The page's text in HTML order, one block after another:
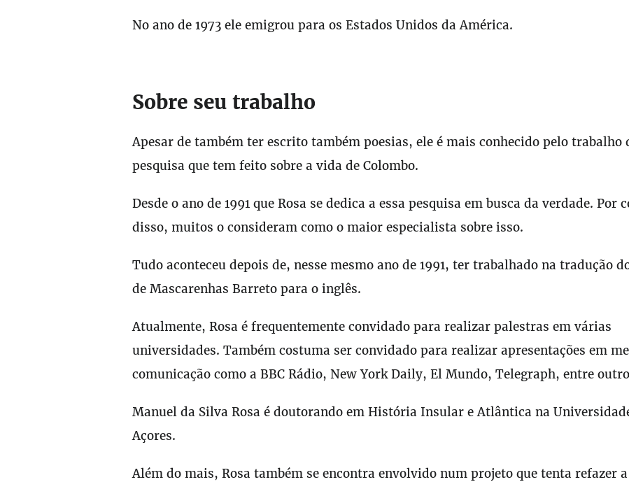
No ano de 1973 ele emigrou para os Estados Unidos da América.
Sobre seu trabalho
Apesar de também ter escrito também poesias, ele é mais conhecido pelo trabalho
pesquisa que tem feito sobre a vida de Colombo.
Desde o ano de 1991 que Rosa se dedica a essa pesquisa em busca da verdade. Por
disso, muitos o consideram como o maior especialista sobre isso.
Tudo aconteceu depois de, nesse mesmo ano de 1991, ter trabalhado na tradução
de Mascarenhas Barreto para o inglês.
Atualmente, Rosa é frequentemente convidado para realizar palestras em várias
universidades. Também costuma ser convidado para realizar apresentações em
comunicação como a BBC Rádio, New York Daily, El Mundo, Telegraph, entre
Manuel da Silva Rosa é doutorando em História Insular e Atlântica na
Açores.
Além do mais, Rosa também se encontra envolvido num projeto que tenta refazer